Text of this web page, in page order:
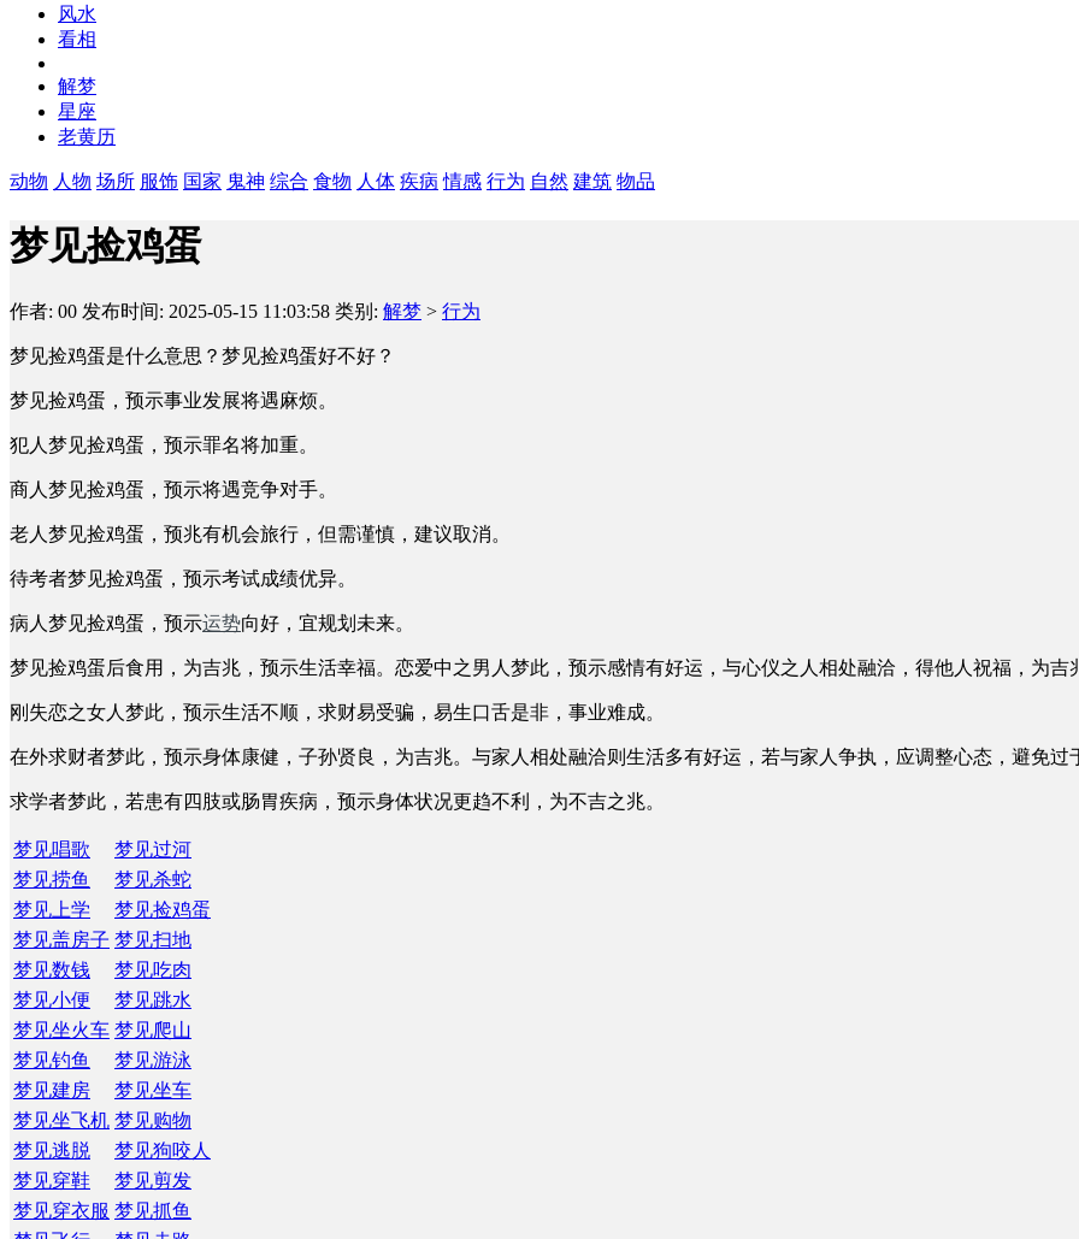
风水
看相
解梦
星座
老黄历
动物 人物 场所 服饰 国家 鬼神 综合 食物 人体 疾病 情感 行为 自然 建筑 物品
梦见捡鸡蛋
作者: 00 发布时间: 2025-05-15 11:03:58 类别: 解梦 > 行为
梦见捡鸡蛋是什么意思？梦见捡鸡蛋好不好？
梦见捡鸡蛋，预示事业发展将遇麻烦。
犯人梦见捡鸡蛋，预示罪名将加重。
商人梦见捡鸡蛋，预示将遇竞争对手。
老人梦见捡鸡蛋，预兆有机会旅行，但需谨慎，建议取消。
待考者梦见捡鸡蛋，预示考试成绩优异。
病人梦见捡鸡蛋，预示运势向好，宜规划未来。
梦见捡鸡蛋后食用，为吉兆，预示生活幸福。恋爱中之男人梦此，预示感情有好运，与心仪之人相处融洽，得他人祝福，为吉
刚失恋之女人梦此，预示生活不顺，求财易受骗，易生口舌是非，事业难成。
在外求财者梦此，预示身体康健，子孙贤良，为吉兆。与家人相处融洽则生活多有好运，若与家人争执，应调整心态，避免过
求学者梦此，若患有四肢或肠胃疾病，预示身体状况更趋不利，为不吉之兆。
梦见唱歌
梦见过河
梦见捞鱼
梦见杀蛇
梦见上学
梦见捡鸡蛋
梦见盖房子 梦见扫地
梦见数钱
梦见吃肉
梦见小便
梦见跳水
梦见坐火车 梦见爬山
梦见钓鱼
梦见游泳
梦见建房
梦见坐车
梦见坐飞机 梦见购物
梦见逃脱
梦见狗咬人
梦见穿鞋
梦见剪发
梦见穿衣服 梦见抓鱼